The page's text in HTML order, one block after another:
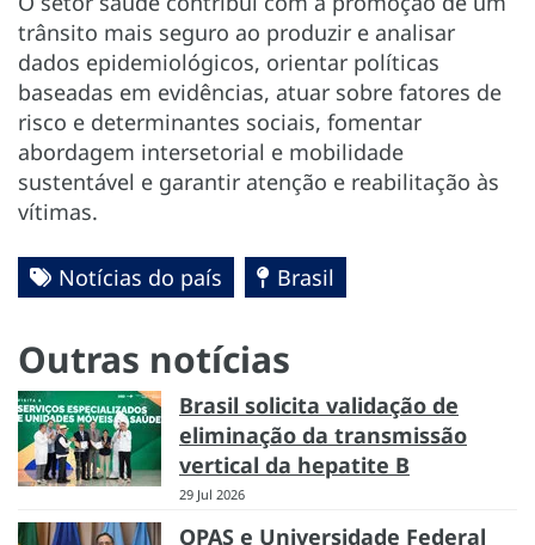
trânsito mais seguro ao produzir e analisar
dados epidemiológicos, orientar políticas
baseadas em evidências, atuar sobre fatores de
risco e determinantes sociais, fomentar
abordagem intersetorial e mobilidade
sustentável e garantir atenção e reabilitação às
vítimas.
Notícias do país Brasil
Outras notícias
Brasil solicita validação de
eliminação da transmissão
vertical da hepatite B
29 Jul 2026
OPAS e Universidade Federal